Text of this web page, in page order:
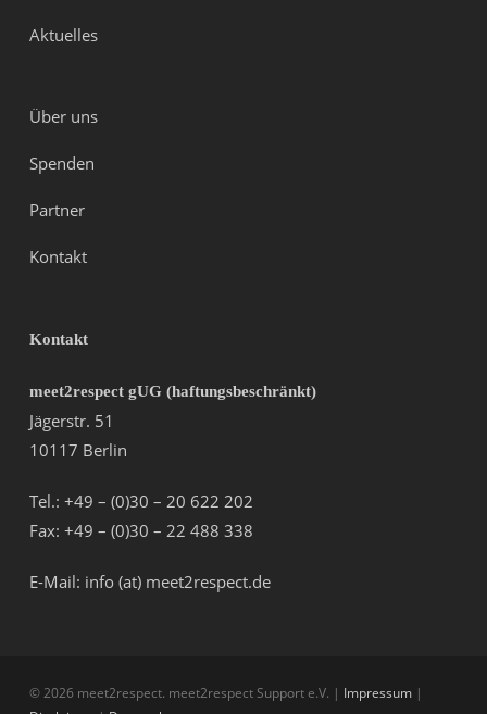
Aktuelles
Über uns
Spenden
Partner
Kontakt
Kontakt
meet2respect gUG (haftungsbeschränkt)
Jägerstr. 51
10117 Berlin
Tel.: +49 – (0)30 – 20 622 202
Fax: +49 – (0)30 – 22 488 338
E-Mail: info (at) meet2respect.de
© 2026 meet2respect. meet2respect Support e.V. | Impressum|